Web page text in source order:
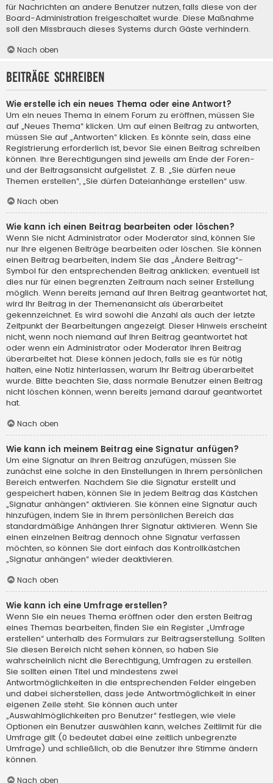
für Nachrichten an andere Benutzer nutzen, falls diese von der
Board-Administration freigeschaltet wurde. Diese Maßnahme
soll den Missbrauch dieses Systems durch Gäste verhindern.
Nach oben
Beiträge schreiben
Wie erstelle ich ein neues Thema oder eine Antwort?
Um ein neues Thema in einem Forum zu eröffnen, müssen Sie
auf „Neues Thema“ klicken. Um auf einen Beitrag zu antworten,
müssen Sie auf „Antworten“ klicken. Es könnte sein, dass eine
Registrierung erforderlich ist, bevor Sie einen Beitrag schreiben
können. Ihre Berechtigungen sind jeweils am Ende der Foren-
und der Beitragsansicht aufgelistet. Z. B. „Sie dürfen neue
Themen erstellen“, „Sie dürfen Dateianhänge erstellen“ usw.
Nach oben
Wie kann ich einen Beitrag bearbeiten oder löschen?
Wenn Sie nicht Administrator oder Moderator sind, können Sie
nur Ihre eigenen Beiträge bearbeiten oder löschen. Sie können
einen Beitrag bearbeiten, indem Sie das „Ändere Beitrag“-
Symbol für den entsprechenden Beitrag anklicken; eventuell ist
dies nur für einen begrenzten Zeitraum nach seiner Erstellung
möglich. Wenn bereits jemand auf Ihren Beitrag geantwortet hat,
wird Ihr Beitrag in der Themenansicht als überarbeitet
gekennzeichnet. Es wird sowohl die Anzahl als auch der letzte
Zeitpunkt der Bearbeitungen angezeigt. Dieser Hinweis erscheint
nicht, wenn noch niemand auf Ihren Beitrag geantwortet hat
oder wenn ein Administrator oder Moderator Ihren Beitrag
überarbeitet hat. Diese können jedoch, falls sie es für nötig
halten, eine Notiz hinterlassen, warum Ihr Beitrag überarbeitet
wurde. Bitte beachten Sie, dass normale Benutzer einen Beitrag
nicht löschen können, wenn bereits jemand darauf geantwortet
hat.
Nach oben
Wie kann ich meinem Beitrag eine Signatur anfügen?
Um eine Signatur an Ihren Beitrag anzufügen, müssen Sie
zunächst eine solche in den Einstellungen in Ihrem persönlichen
Bereich entwerfen. Nachdem Sie die Signatur erstellt und
gespeichert haben, können Sie in jedem Beitrag das Kästchen
„Signatur anhängen“ aktivieren. Sie können eine Signatur auch
hinzufügen, indem Sie in Ihrem persönlichen Bereich das
standardmäßige Anhängen Ihrer Signatur aktivieren. Wenn Sie
einen einzelnen Beitrag dennoch ohne Signatur verfassen
möchten, so können Sie dort einfach das Kontrollkästchen
„Signatur anhängen“ wieder deaktivieren.
Nach oben
Wie kann ich eine Umfrage erstellen?
Wenn Sie ein neues Thema eröffnen oder den ersten Beitrag
eines Themas bearbeiten, finden Sie ein Register „Umfrage
erstellen“ unterhalb des Formulars zur Beitragserstellung. Sollten
Sie diesen Bereich nicht sehen können, so haben Sie
wahrscheinlich nicht die Berechtigung, Umfragen zu erstellen.
Sie sollten einen Titel und mindestens zwei
Antwortmöglichkeiten in die entsprechenden Felder eingeben
und dabei sicherstellen, dass jede Antwortmöglichkeit in einer
eigenen Zeile steht. Sie können auch unter
„Auswahlmöglichkeiten pro Benutzer“ festlegen, wie viele
Optionen ein Benutzer auswählen kann, welches Zeitlimit für die
Umfrage gilt (0 bedeutet dabei eine zeitlich unbegrenzte
Umfrage) und schließlich, ob die Benutzer ihre Stimme ändern
können.
Nach oben